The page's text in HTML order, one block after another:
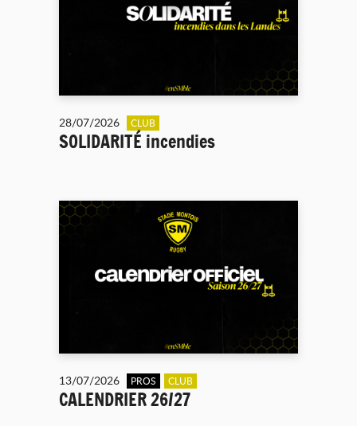
28/07/2026 CLUB
SOLIDARITÉ incendies
13/07/2026 PROS CLUB
CALENDRIER 26/27